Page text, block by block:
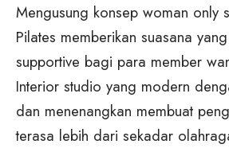
Mengusung konsep woman only
Pilates memberikan suasana
supportive bagi para member
Interior studio yang modern
dan menenangkan membuat
terasa lebih dari sekadar